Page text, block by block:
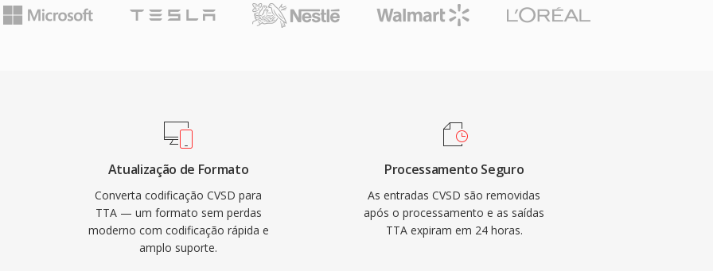
sem demandas
em hardware mais
prática sobre
de
a GNU GPL,
de terceiros.
tenham capturado
o TTA contínua
é compressão
Atualização de Formato
Converta codificação CVSD para
TTA — um formato sem perdas
moderno com codificação rápida e
amplo suporte.
Processamento Seguro
As entradas CVSD são removidas
após o processamento e as saídas
TTA expiram em 24 horas.